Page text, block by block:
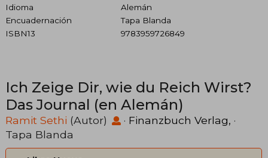
Idioma
Alemán
Encuadernación
Tapa Blanda
ISBN13
9783959726849
Ich Zeige Dir, wie du Reich Wirst?
Das Journal (en Alemán)
Ramit Sethi (Autor) · Finanzbuch Verlag, ·
Tapa Blanda